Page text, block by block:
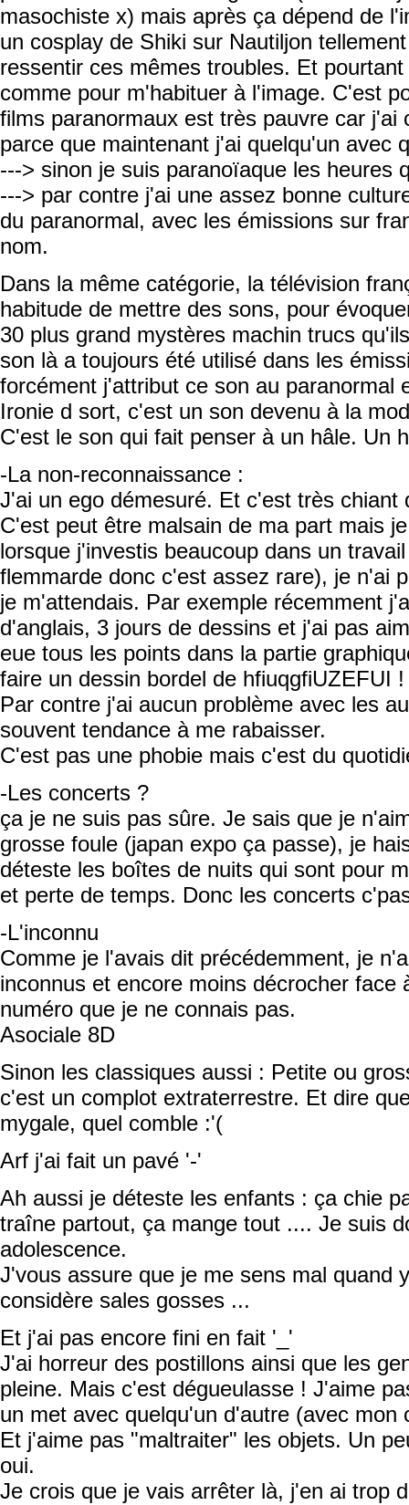
masochiste x) mais après ça dépend de
un cosplay de Shiki sur Nautiljon
ressentir ces mêmes troubles. Et
comme pour m'habituer à l'image. C'est
films paranormaux est très pauvre car j'ai
parce que maintenant j'ai quelqu'un avec
---> sinon je suis paranoïaque les heures
---> par contre j'ai une assez bonne
du paranormal, avec les émissions sur
nom.
Dans la même catégorie, la télévision
habitude de mettre des sons, pour
30 plus grand mystères machin trucs
son là a toujours été utilisé dans les
forcément j'attribut ce son au paranormal
Ironie d sort, c'est un son devenu à la
C'est le son qui fait penser à un hâle. Un
-La non-reconnaissance :
J'ai un ego démesuré. Et c'est très chiant
C'est peut être malsain de ma part mais
lorsque j'investis beaucoup dans un
flemmarde donc c'est assez rare), je n'ai
je m'attendais. Par exemple récemment
d'anglais, 3 jours de dessins et j'ai pas
eue tous les points dans la partie
faire un dessin bordel de hfiuqgfiUZEFUI
Par contre j'ai aucun problème avec les
souvent tendance à me rabaisser.
C'est pas une phobie mais c'est du
-Les concerts ?
ça je ne suis pas sûre. Je sais que je
grosse foule (japan expo ça passe), je
déteste les boîtes de nuits qui sont pour
et perte de temps. Donc les concerts
-L'inconnu
Comme je l'avais dit précédemment, je
inconnus et encore moins décrocher face
numéro que je ne connais pas.
Asociale 8D
Sinon les classiques aussi : Petite ou
c'est un complot extraterrestre. Et dire
mygale, quel comble :'(
Arf j'ai fait un pavé '-'
Ah aussi je déteste les enfants : ça chie
traîne partout, ça mange tout .... Je suis
adolescence.
J'vous assure que je me sens mal quand
considère sales gosses ...
Et j'ai pas encore fini en fait '_'
J'ai horreur des postillons ainsi que les
pleine. Mais c'est dégueulasse ! J'aime
un met avec quelqu'un d'autre (avec mon
Et j'aime pas "maltraiter" les objets. Un
oui.
Je crois que je vais arrêter là, j'en ai trop